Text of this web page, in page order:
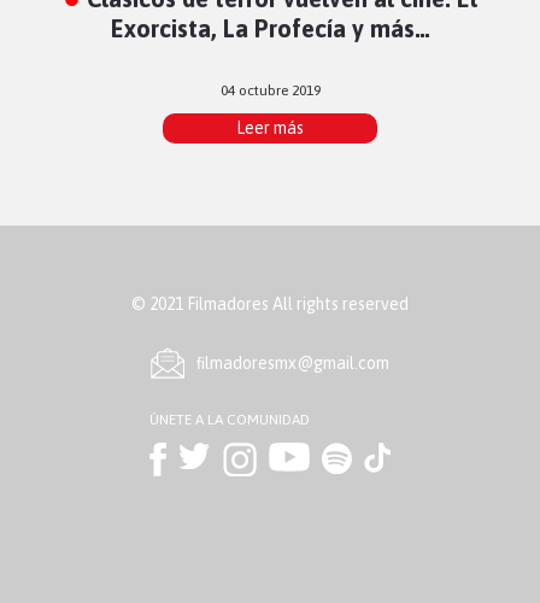
Exorcista, La Profecía y más…
04 octubre 2019
Leer más
© 2021 Filmadores All rights reserved
ﬁlmadoresmx@gmail.com
ÚNETE A LA COMUNIDAD